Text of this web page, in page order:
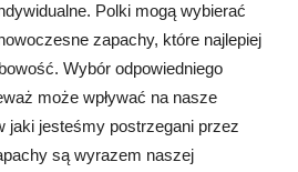
Polki mogą wybierać
zapachy, które najlepiej
Wybór odpowiedniego
może wpływać na nasze
jaki jesteśmy postrzegani przez
są wyrazem naszej